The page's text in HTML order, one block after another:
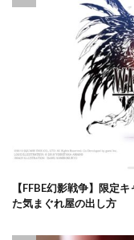
【FFBE幻影戦争】限定
た気まぐれ屋の出し方